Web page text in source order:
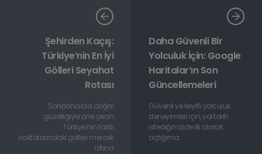
Şehirden Kaçış:
Türkiye’nin En İyi
Gölleri Seyahat
Rotası
Sonbaharda doğal
güzelliğiyle öne çıkan
Türkiye’nin farklı
noktalarındaki gölleri mercek
altına
Daha Güvenli Bir
Yolculuk İçin: Google
Haritalar’ın Son
Güncellemeleri
Güvenli ve keyifli yolculuk
deneyimleri için, yol tarifi
istediğimizde ilk olarak
açtığımız